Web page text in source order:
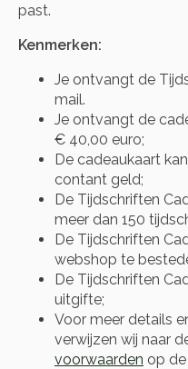
past.
Kenmerken:
Je ontvangt de
mail.
Je ontvangt de
€ 40,00 euro;
De cadeaukaart
contant geld;
De Tijdschriften
meer dan 150
De Tijdschriften
webshop te
De Tijdschriften
uitgifte;
Voor meer details
verwijzen wij naar
voorwaarden op